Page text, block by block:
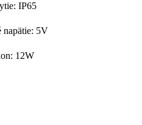
: IP65
napätie: 5V
: 12W